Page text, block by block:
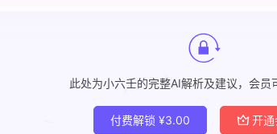
此处为小六壬的完整AI解析及建议，会员
付费解锁 ¥3.00 开通